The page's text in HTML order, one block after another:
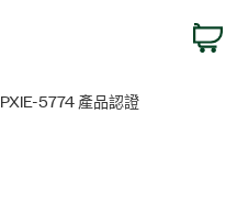
PXIE-5774 產品認證